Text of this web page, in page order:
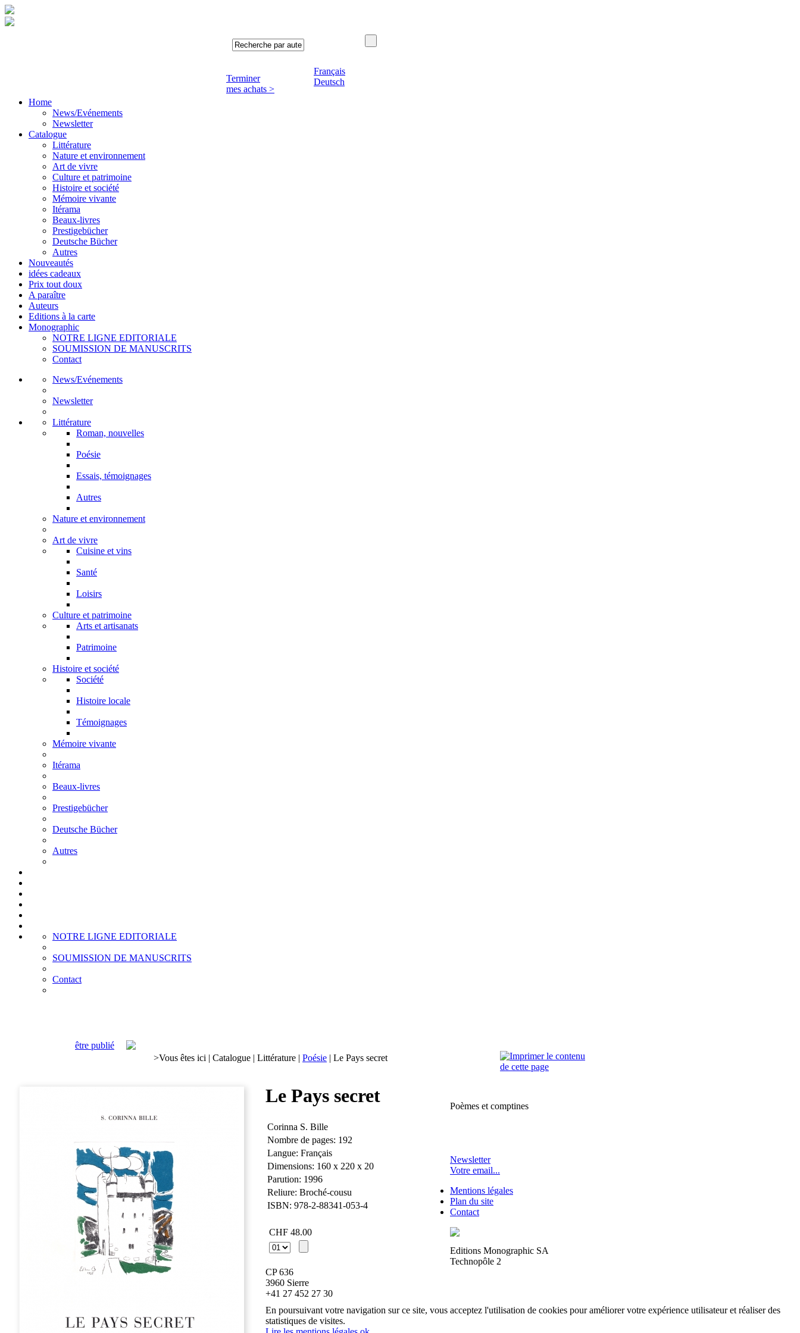
Terminer
mes achats >
Français
Deutsch
Home
News/Evénements
Newsletter
Catalogue
Littérature
Nature et environnement
Art de vivre
Culture et patrimoine
Histoire et société
Mémoire vivante
Itérama
Beaux-livres
Prestigebücher
Deutsche Bücher
Autres
Nouveautés
idées cadeaux
Prix tout doux
A paraître
Auteurs
Editions à la carte
Monographic
NOTRE LIGNE EDITORIALE
SOUMISSION DE MANUSCRITS
Contact
News/Evénements
Newsletter
Littérature
Roman, nouvelles
Poésie
Essais, témoignages
Autres
Nature et environnement
Art de vivre
Cuisine et vins
Santé
Loisirs
Culture et patrimoine
Arts et artisanats
Patrimoine
Histoire et société
Société
Histoire locale
Témoignages
Mémoire vivante
Itérama
Beaux-livres
Prestigebücher
Deutsche Bücher
Autres
NOTRE LIGNE EDITORIALE
SOUMISSION DE MANUSCRITS
Contact
être publié
>Vous êtes ici | Catalogue | Littérature | Poésie | Le Pays secret
Le Pays secret
Corinna S. Bille
Nombre de pages: 192
Langue: Français
Dimensions: 160 x 220 x 20
Parution: 1996
Reliure: Broché-cousu
ISBN: 978-2-88341-053-4
CHF 48.00
Poèmes et comptines
Newsletter
Votre email...
Mentions légales
Plan du site
Contact
Editions Monographic SA
Technopôle 2
CP 636
3960 Sierre
+41 27 452 27 30
En poursuivant votre navigation sur ce site, vous acceptez l'utilisation de cookies pour améliorer votre expérience utilisateur et réaliser des
statistiques de visites.